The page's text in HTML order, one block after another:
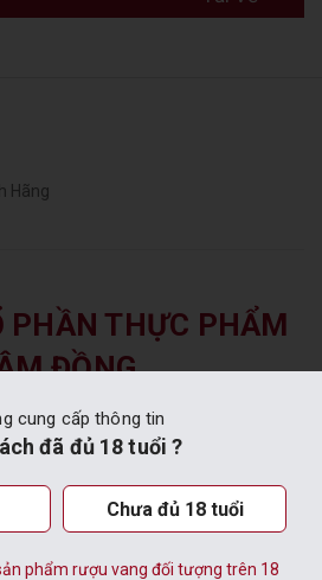
Hãng
PHẦN THỰC PHẨM
ĐỒNG
ĐÀ LẠT
cung cấp thông tin
đã đủ 18 tuổi ?
Chưa đủ 18 tuổi
phẩm rượu vang đối tượng trên 18